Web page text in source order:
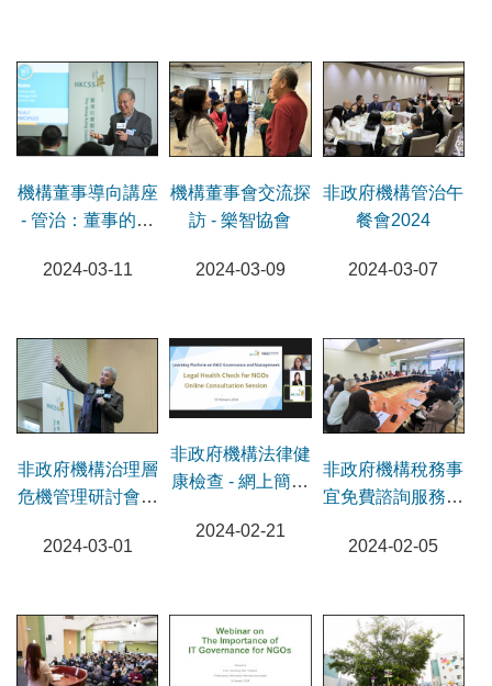
機構董事導向講座
- 管治：董事的角
2024-03-11
機構董事會交流探
訪 - 樂智協會
2024-03-09
非政府機構管治午
餐會2024
2024-03-07
非政府機構治理層
危機管理研討會及
2024-03-01
非政府機構法律健
康檢查 - 網上簡介
2024-02-21
非政府機構稅務事
宜免費諮詢服務暨
2024-02-05